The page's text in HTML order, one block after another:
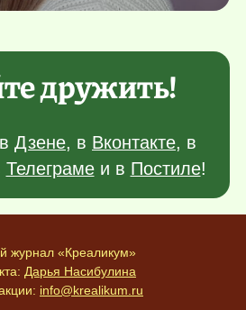
дружить!
Дзене, в Вконтакте, в
Телеграмеи в Постиле!
журнал «Креаликум»
Дарья Насибулина
info@krealikum.ru